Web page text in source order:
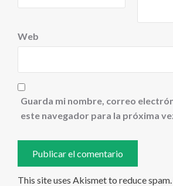
Web
Guarda mi nombre, correo
este navegador para la próxima
This site uses Akismet to reduce spam.